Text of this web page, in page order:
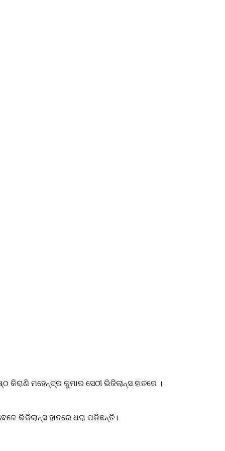
ମହେନ୍ଦ୍ର କୁମାର ସେଠୀ ଭିଜିଲାନ୍ସ ହାତରେ ।
ଭିଜିଲାନ୍ସ ହାତରେ ଧରା ପଡିଛନ୍ତି।